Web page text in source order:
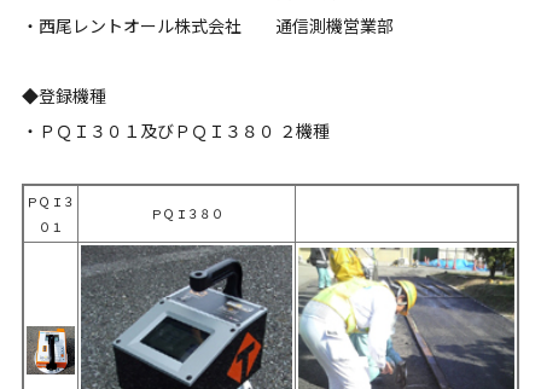
・西尾レントオール株式会社 通信測機営業部
◆登録機種
・ＰＱＩ３０１及びＰＱＩ３８０ ２機種
ＰＱＩ３
０１
ＰＱＩ３８０